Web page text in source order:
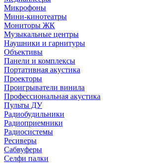
Микрофоны
Мини-кинотеатры
Мониторы ЖК
Музыкальные центры
Наушники и гарнитуры
Объективы
Панели и комплексы
Портативная акустика
Проекторы
Проигрыватели винила
Профессиональная акустика
Пульты ДУ
Радиобудильники
Радиоприемники
Радиосистемы
Ресиверы
Сабвуферы
Селфи палки